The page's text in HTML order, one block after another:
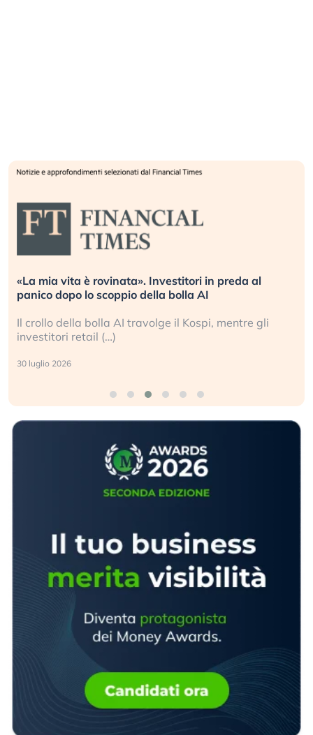
«La mia vita è rovinata». Investitori in preda al
panico dopo lo scoppio della bolla AI
Il crollo della bolla AI travolge il Kospi, mentre gli
investitori retail (…)
30 luglio 2026